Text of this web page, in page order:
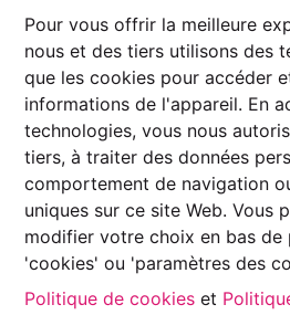
Pour vous offrir la meilleure
nous et des tiers utilisons des
que les cookies pour accéder
informations de l'appareil. En
technologies, vous nous
tiers, à traiter des données
comportement de navigation
uniques sur ce site Web. Vous
modifier votre choix en bas
'cookies' ou 'paramètres des
Politique de cookies et
À Vendre